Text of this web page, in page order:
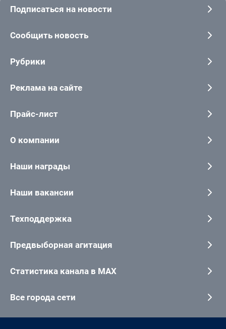
Подписаться на новости
Сообщить новость
Рубрики
Реклама на сайте
Прайс-лист
О компании
Наши награды
Наши вакансии
Техподдержка
Предвыборная агитация
Статистика канала в MAX
Все города сети